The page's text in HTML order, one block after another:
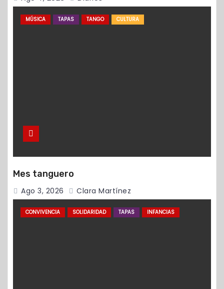
MÚSICA TAPAS TANGO CULTURA
Mes tanguero
Ago 3, 2026 Clara Martínez
CONVIVENCIA SOLIDARIDAD TAPAS INFANCIAS